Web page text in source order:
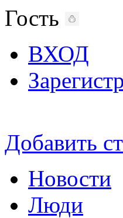
Гость
ВХОД
Добавить
Новости
Люди